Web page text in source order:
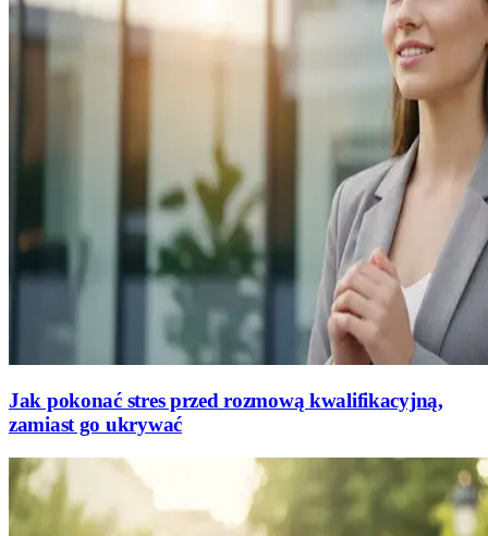
Jak pokonać stres przed rozmową kwalifikacyjną,
zamiast go ukrywać